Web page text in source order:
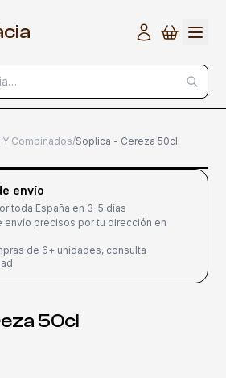
cia
Combinados/Soplica - Cereza 50cl
envío
toda España en 3-5 días
envío precisos por tu dirección en
de 6+ unidades, consulta
50cl